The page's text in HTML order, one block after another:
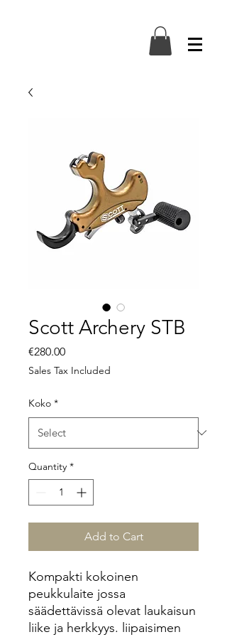
Scott Archery STB
€280.00Price
Sales Tax Included
Koko *
Quantity *
Add to Cart
Kompakti kokoinen
peukkulaite jossa
säädettävissä olevat laukaisun
liike ja herkkyys. liipaisimen